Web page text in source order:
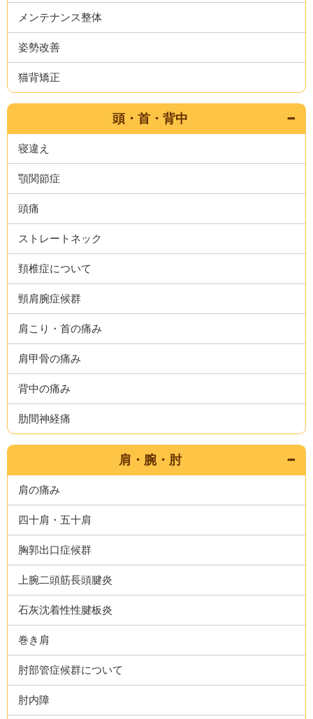
メンテナンス整体
姿勢改善
猫背矯正
頭・首・背中
寝違え
顎関節症
頭痛
ストレートネック
頚椎症について
頸肩腕症候群
肩こり・首の痛み
肩甲骨の痛み
背中の痛み
肋間神経痛
肩・腕・肘
肩の痛み
四十肩・五十肩
胸郭出口症候群
上腕二頭筋長頭腱炎
石灰沈着性性腱板炎
巻き肩
肘部管症候群について
肘内障